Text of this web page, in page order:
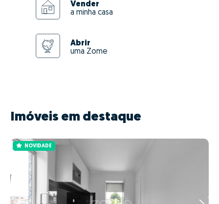
Vender
a minha casa
Abrir
uma Zome
Imóveis em destaque
NOVIDADE